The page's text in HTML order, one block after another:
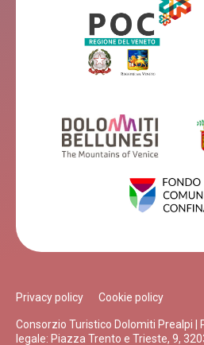
Privacy policy Cookie policy
Consorzio Turistico Dolomiti Prealpi |
legale: Piazza Trento e Trieste, 9,